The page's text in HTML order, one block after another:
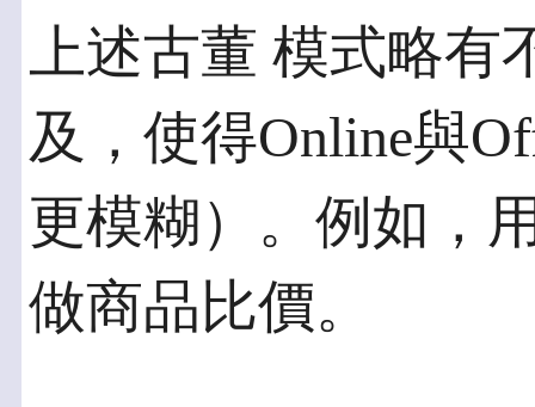
上述古董 模式略
及，使得Online與
更模糊）。例如，
做商品比價。